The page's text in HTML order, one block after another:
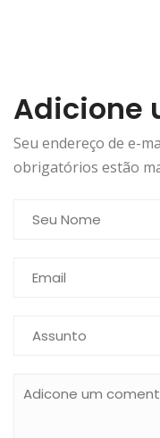
Adicione
Seu endereço de e-
obrigatórios estão